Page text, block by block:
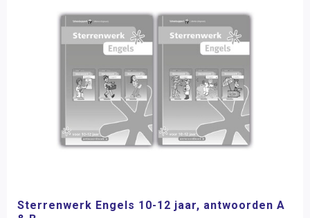
Sterrenwerk Engels 10-12 jaar, antwoorden A